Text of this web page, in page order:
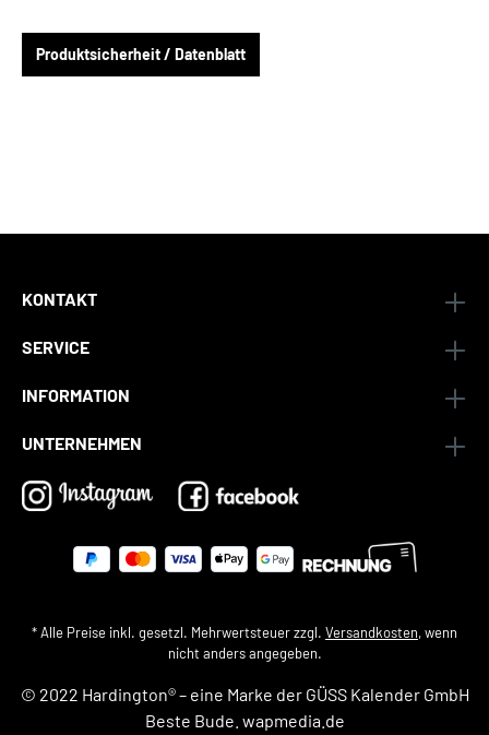
Produktsicherheit / Datenblatt
KONTAKT
SERVICE
INFORMATION
UNTERNEHMEN
* Alle Preise inkl. gesetzl. Mehrwertsteuer zzgl. Versandkosten, wenn
nicht anders angegeben.
© 2022 Hardington® – eine Marke der GÜSS Kalender GmbH
Beste Bude. wapmedia.de